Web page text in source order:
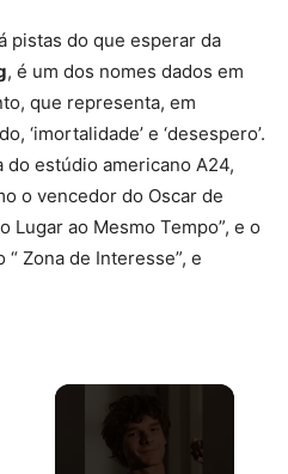
pistas do que esperar da
, é um dos nomes dados em
que representa, em
‘imortalidade’ e ‘desespero’.
do estúdio americano A24,
o vencedor do Oscar de
Lugar ao Mesmo Tempo”, e o
Zona de Interesse”, e